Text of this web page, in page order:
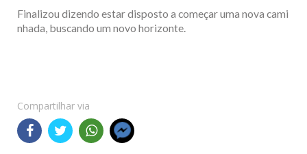
Finalizou dizendo estar disposto a começar uma nova cami
nhada, buscando um novo horizonte.
Compartilhar via